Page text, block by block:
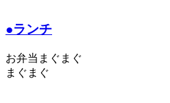
●ランチ
お弁当まぐまぐ
まぐまぐ